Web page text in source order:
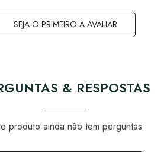
SEJA O PRIMEIRO A AVALIAR
& RESPOSTAS
produto ainda não tem perguntas